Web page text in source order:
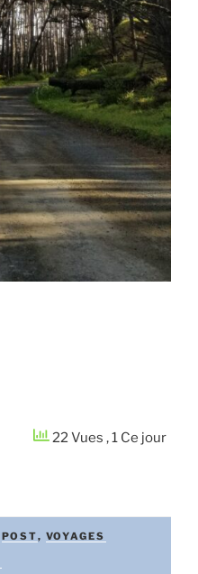
22 Vues , 1 Ce jour
POST, VOYAGES